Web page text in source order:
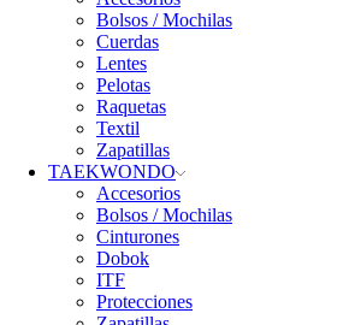
Bolsos / Mochilas
Cuerdas
Lentes
Pelotas
Raquetas
Textil
Zapatillas
TAEKWONDO
Accesorios
Bolsos / Mochilas
Cinturones
Dobok
ITF
Protecciones